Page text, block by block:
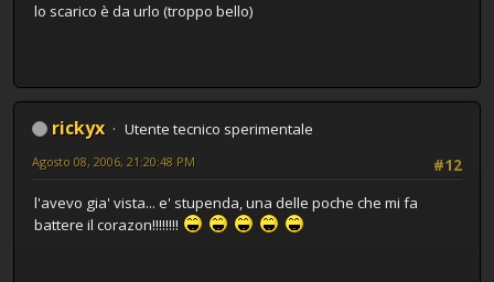
lo scarico è da urlo (troppo bello)
rickyx
Utente tecnico sperimentale
#12
Agosto 08, 2006, 21:20:48 PM
l'avevo gia' vista... e' stupenda, una delle poche che mi fa
battere il corazon!!!!!!!!